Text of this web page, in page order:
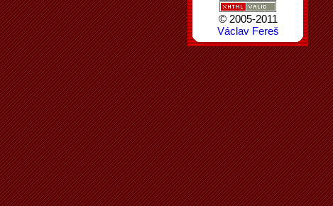
© 2005-2011
Václav Fereš